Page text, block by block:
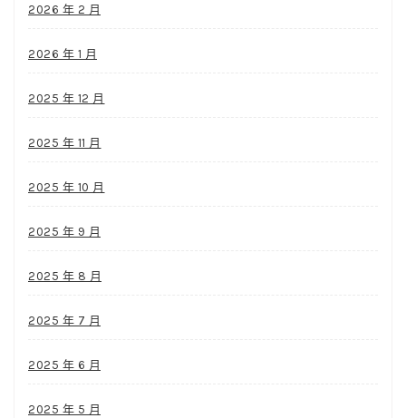
2026 年 2 月
2026 年 1 月
2025 年 12 月
2025 年 11 月
2025 年 10 月
2025 年 9 月
2025 年 8 月
2025 年 7 月
2025 年 6 月
2025 年 5 月